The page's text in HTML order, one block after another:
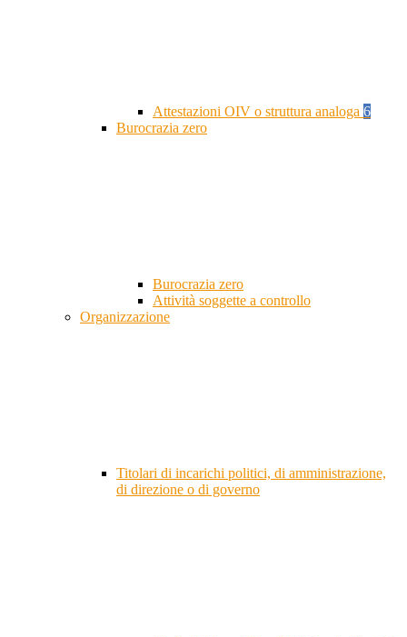
Attestazioni OIV o struttura analoga 6
Burocrazia zero
Burocrazia zero
Attività soggette a controllo
Organizzazione
Titolari di incarichi politici, di amministrazione,
di direzione o di governo